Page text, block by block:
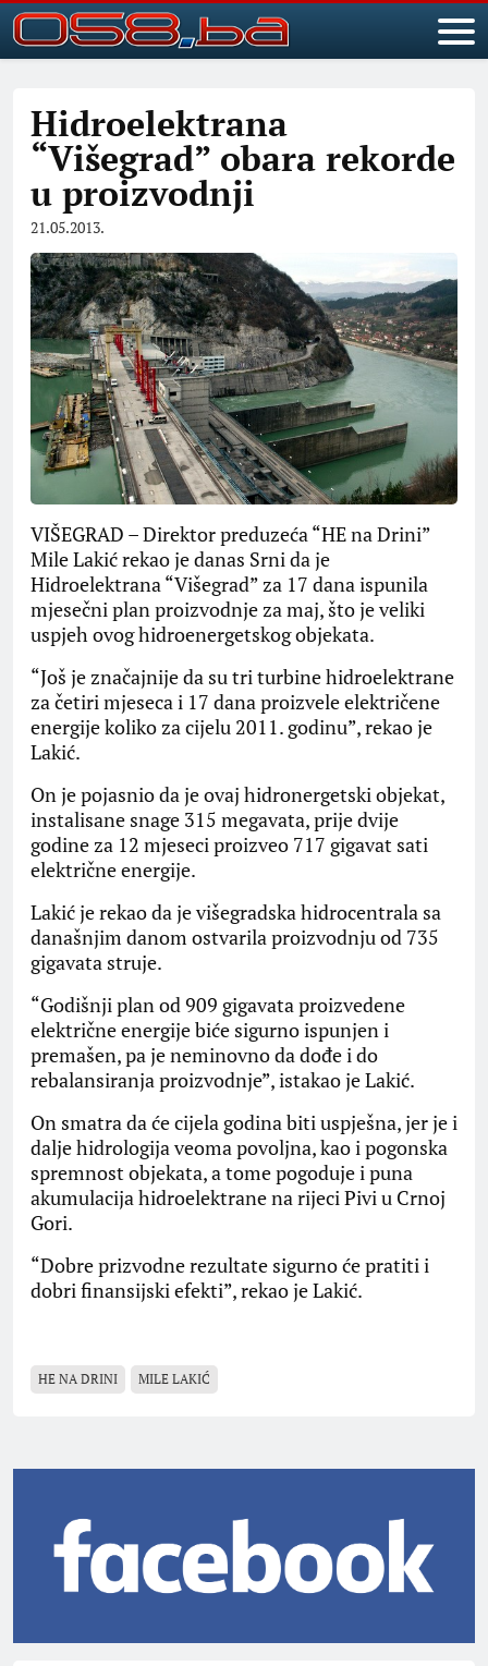
Hidroelektrana
“Višegrad” obara rekorde
u proizvodnji
21.05.2013.
VIŠEGRAD – Direktor preduzeća “HE na Drini”
Mile Lakić rekao je danas Srni da je
Hidroelektrana “Višegrad” za 17 dana ispunila
mjesečni plan proizvodnje za maj, što je veliki
uspjeh ovog hidroenergetskog objekata.
“Još je značajnije da su tri turbine hidroelektrane
za četiri mjeseca i 17 dana proizvele električene
energije koliko za cijelu 2011. godinu”, rekao je
Lakić.
On je pojasnio da je ovaj hidronergetski objekat,
instalisane snage 315 megavata, prije dvije
godine za 12 mjeseci proizveo 717 gigavat sati
električne energije.
Lakić je rekao da je višegradska hidrocentrala sa
današnjim danom ostvarila proizvodnju od 735
gigavata struje.
“Godišnji plan od 909 gigavata proizvedene
električne energije biće sigurno ispunjen i
premašen, pa je neminovno da dođe i do
rebalansiranja proizvodnje”, istakao je Lakić.
On smatra da će cijela godina biti uspješna, jer je i
dalje hidrologija veoma povoljna, kao i pogonska
spremnost objekata, a tome pogoduje i puna
akumulacija hidroelektrane na rijeci Pivi u Crnoj
Gori.
“Dobre prizvodne rezultate sigurno će pratiti i
dobri finansijski efekti”, rekao je Lakić.
HE NA DRINI MILE LAKIĆ